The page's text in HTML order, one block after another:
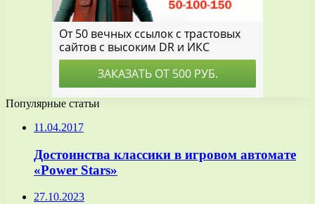
Популярные статьи
11.04.2017
Достоинства классики в игровом автомате
«Power Stars»
27.10.2023